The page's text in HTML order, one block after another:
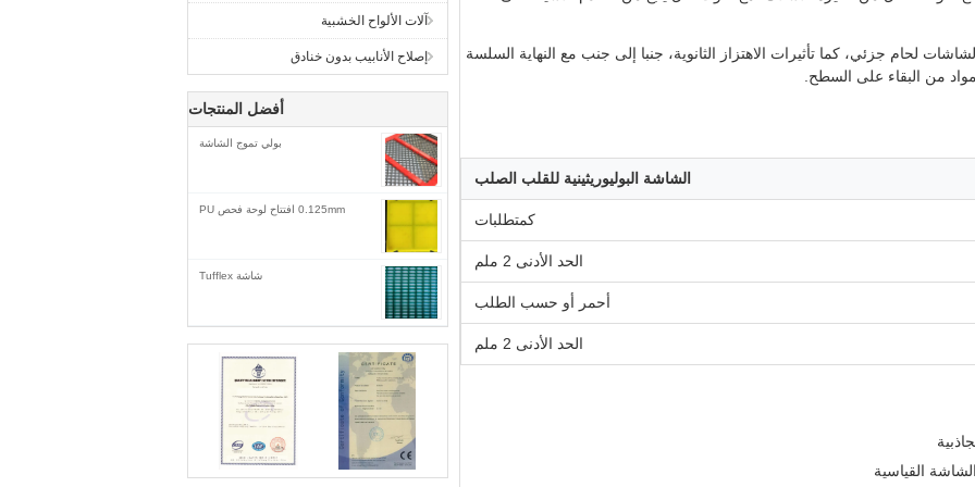
آلات الألواح الخشبية
إصلاح الأنابيب بدون خنادق
أفضل المنتجات
بولي تموج الشاشة
0.125mm افتتاح لوحة فحص PU
شاشة Tufflex
لحام جزئي، كما تأثيرات الاهتزاز الثانوية، جنبا إلى جنب مع النهاية السلسة
من البقاء على السطح.
الشاشة البوليوريثينية للقلب الصلب
كمتطلبات
الحد الأدنى 2 ملم
أحمر أو حسب الطلب
الحد الأدنى 2 ملم
القياسية